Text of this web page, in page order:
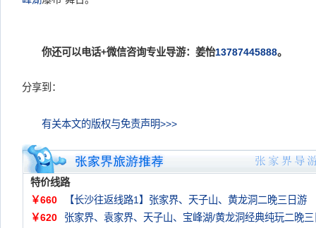
你还可以电话+微信咨询专业导游：姜怡13787445888。
分享到：
有关本文的版权与免责声明>>>
特价线路
￥660
【长沙往返线路1】张家界、天子山、黄龙洞二晚三日游
￥620
张家界、袁家界、天子山、宝峰湖/黄龙洞经典纯玩二晚三